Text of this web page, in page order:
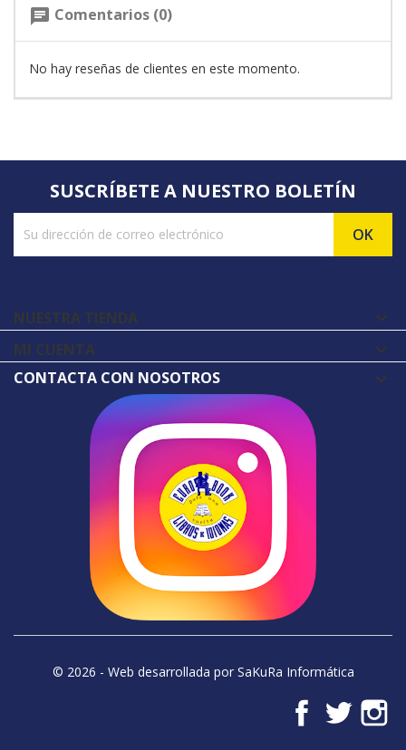
chat Comentarios (0)
No hay reseñas de clientes en este momento.
SUSCRÍBETE A NUESTRO BOLETÍN
NUESTRA TIENDA 
MI CUENTA 
CONTACTA CON NOSOTROS
© 2026 - Web desarrollada por SaKuRa Informática